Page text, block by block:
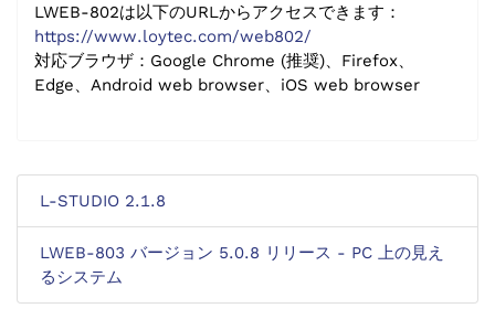
LWEB-802は以下のURLからアクセスできます：
https://www.loytec.com/web802/
対応ブラウザ：Google Chrome (推奨)、Firefox、
Edge、Android web browser、iOS web browser
L-STUDIO 2.1.8
LWEB-803 バージョン 5.0.8 リリース - PC 上の見え
るシステム